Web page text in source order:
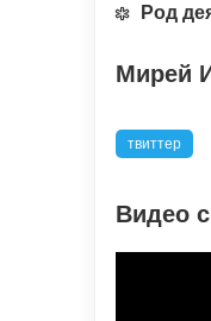
Род
Мирей
твиттер
Видео